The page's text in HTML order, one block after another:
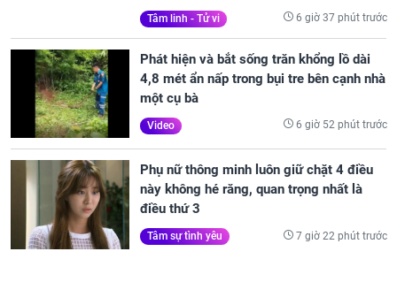
Tâm linh - Tử vi 6 giờ 37 phút trước
Phát hiện và bắt sống trăn khổng lồ dài
4,8 mét ẩn nấp trong bụi tre bên cạnh nhà
một cụ bà
Video 6 giờ 52 phút trước
Phụ nữ thông minh luôn giữ chặt 4 điều
này không hé răng, quan trọng nhất là
điều thứ 3
Tâm sự tình yêu 7 giờ 22 phút trước